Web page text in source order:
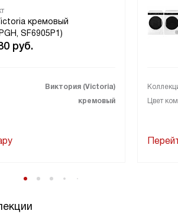
кремовый
SF6905P1)
руб.
Виктория (Victoria)
кремовый
Цвет